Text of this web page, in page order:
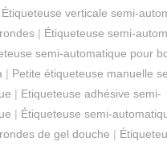
Étiqueteuse verticale semi-
| Étiqueteuse semi-
semi-automatique pour
| Petite étiqueteuse manuelle
| Etiqueteuse adhésive semi-
| Étiqueteuse semi-
de gel douche |